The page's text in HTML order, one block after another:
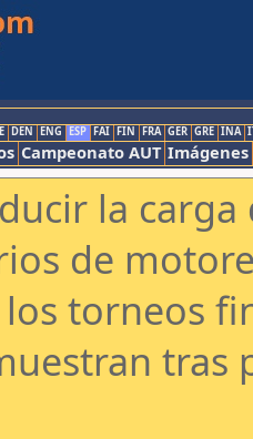
DEN ENG ESP FAI FIN FRA GER GRE INA
Campeonato AUT Imágenes
la
de
torneos
tras